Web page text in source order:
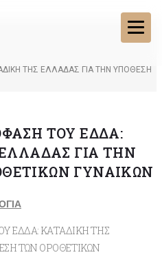
ΤΗΣ ΕΛΛΑΔΑΣ ΓΙΑ ΤΗΝ ΥΠΟΘΕΣΗ
ΤΟΥ ΕΔΔΑ:
ΓΙΑ ΤΗΝ
ΓΥΝΑΙΚΩΝ